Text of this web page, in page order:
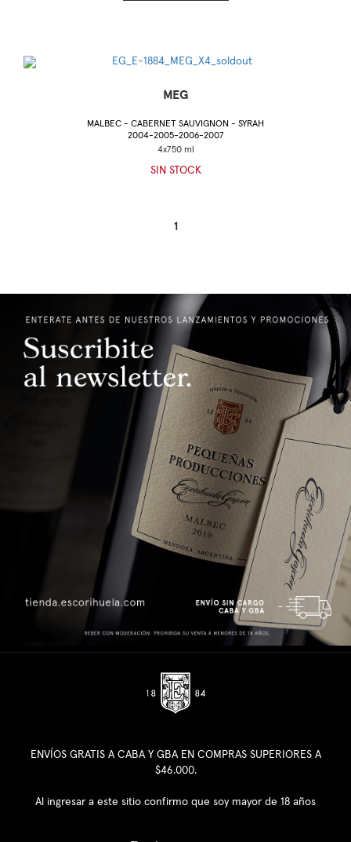
MEG
MALBEC - CABERNET SAUVIGNON - SYRAH
2004-2005-2006-2007
SIN STOCK
1
ENVÍOS GRATIS A CABA Y GBA EN COMPRAS SUPERIORES A
$46.000.
Al ingresar a este sitio confirmo que soy mayor de 18 años